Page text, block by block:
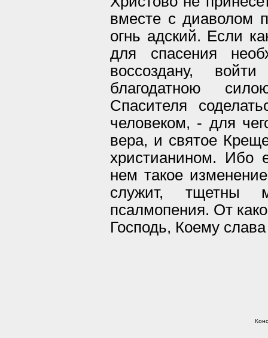
вместе с диаволом
огнь адский. Если
для спасения
воссоздану,
благодатною
Спасителя
человеком, - для
вера, и святое
христианином. Ибо
нем такое
служит, тщетны
псалмопения. От
Господь, Коему